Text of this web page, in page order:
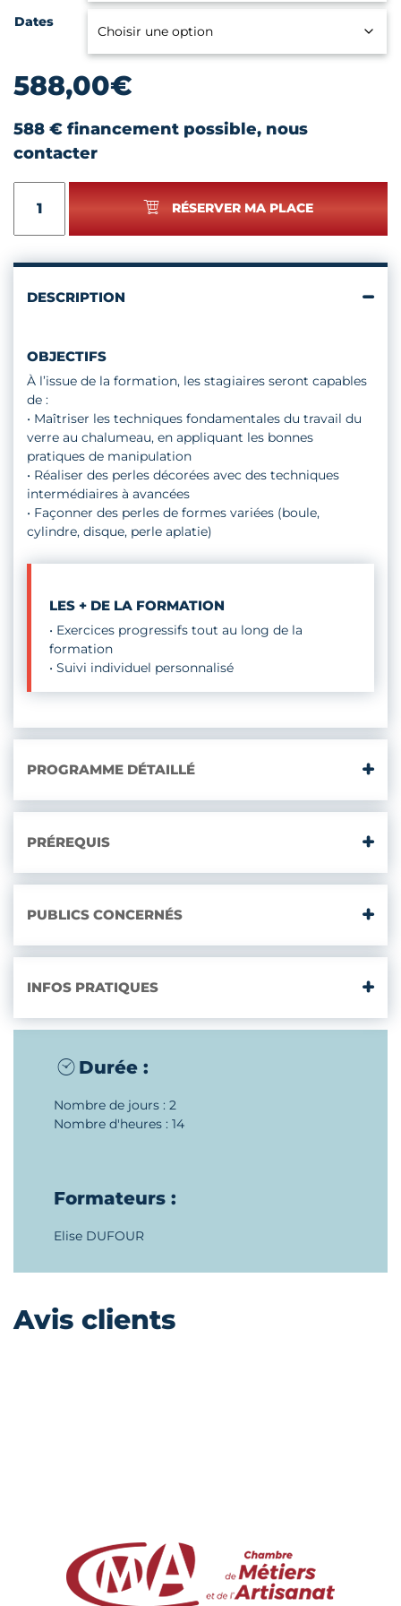
Dates
588,00€
588 € financement possible, nous
contacter
VERRES
PERFECTIONNEMENT
RÉSERVER MA PLACE
DESCRIPTION
OBJECTIFS
À l’issue de la formation, les stagiaires seront capables
de :
• Maîtriser les techniques fondamentales du travail du
verre au chalumeau, en appliquant les bonnes
pratiques de manipulation
• Réaliser des perles décorées avec des techniques
intermédiaires à avancées
• Façonner des perles de formes variées (boule,
cylindre, disque, perle aplatie)
LES + DE LA FORMATION
• Exercices progressifs tout au long de la
formation
• Suivi individuel personnalisé
PROGRAMME DÉTAILLÉ
PRÉREQUIS
PUBLICS CONCERNÉS
INFOS PRATIQUES
Durée :
Nombre de jours : 2
Nombre d'heures : 14
Formateurs :
Elise DUFOUR
Avis clients